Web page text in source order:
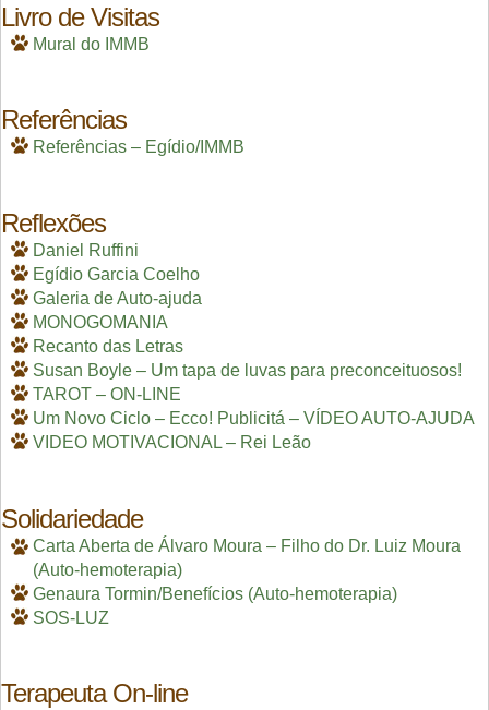
Livro de Visitas
Mural do IMMB
Referências
Referências – Egídio/IMMB
Reflexões
Daniel Ruffini
Egídio Garcia Coelho
Galeria de Auto-ajuda
MONOGOMANIA
Recanto das Letras
Susan Boyle – Um tapa de luvas para preconceituosos!
TAROT – ON-LINE
Um Novo Ciclo – Ecco! Publicitá – VÍDEO AUTO-AJUDA
VIDEO MOTIVACIONAL – Rei Leão
Solidariedade
Carta Aberta de Álvaro Moura – Filho do Dr. Luiz Moura
(Auto-hemoterapia)
Genaura Tormin/Benefícios (Auto-hemoterapia)
SOS-LUZ
Terapeuta On-line